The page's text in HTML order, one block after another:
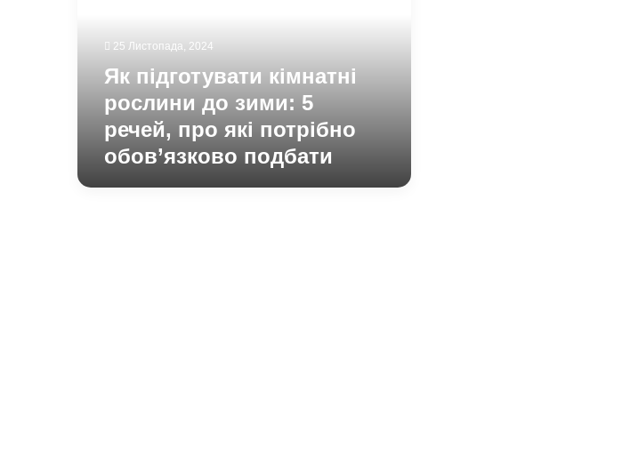
потрібно
обов’язково
подбати
25 Листопада, 2024
Як підготувати кімнатні
рослини до зими: 5
речей, про які потрібно
обов’язково подбати